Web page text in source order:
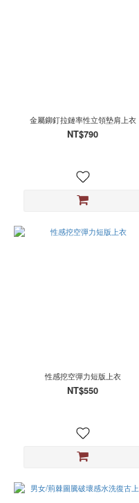
金屬鉚釘拉鏈率性立領墊肩上衣
NT$790
性感挖空彈力短版上衣
NT$550